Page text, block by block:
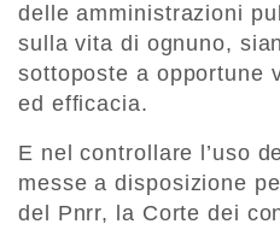
delle amministrazioni
sulla vita di ognuno,
sottoposte a opportune
ed efficacia.
E nel controllare l’uso
messe a disposizione
del Pnrr, la Corte dei